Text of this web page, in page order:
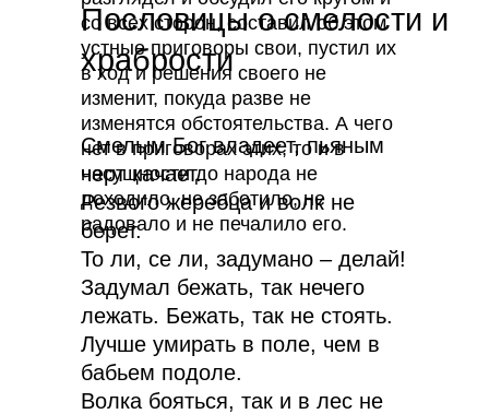
со всех сторон, составил об этом
устные приговоры свои, пустил их
в ход и решения своего не
изменит, покуда разве не
изменятся обстоятельства. А чего
нет в приговорах этих, то и в
насущности до народа не
доходило, не заботило, не
радовало и не печалило его.
Пословицы о смелости и
храбрости
Смелым Бог владеет, пьяным
черт качает.
Резвого жеребца и волк не
берет.
То ли, се ли, задумано – делай!
Задумал бежать, так нечего
лежать. Бежать, так не стоять.
Лучше умирать в поле, чем в
бабьем подоле.
Волка бояться, так и в лес не